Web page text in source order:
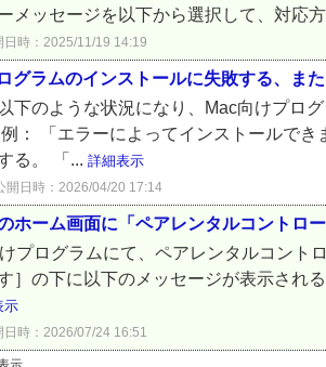
メッセージを以下から選択して、対応
日時：2025/11/19 14:19
グラムのインストールに失敗する、ま
下のような状況になり、Mac向けプロ
： 「エラーによってインストールで
る。 「... 詳細表示
開日時：2026/04/20 17:14
ホーム画面に「ペアレンタルコントロ
プログラムにて、ペアレンタルコント
］の下に以下のメッセージが表示され
示
日時：2026/07/24 16:51